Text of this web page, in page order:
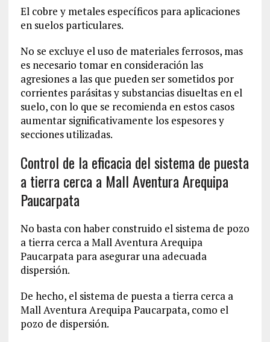
El cobre y metales específicos para aplicaciones
en suelos particulares.
No se excluye el uso de materiales ferrosos, mas
es necesario tomar en consideración las
agresiones a las que pueden ser sometidos por
corrientes parásitas y substancias disueltas en el
suelo, con lo que se recomienda en estos casos
aumentar significativamente los espesores y
secciones utilizadas.
Control de la eficacia del sistema de puesta
a tierra cerca a Mall Aventura Arequipa
Paucarpata
No basta con haber construido el sistema de pozo
a tierra cerca a Mall Aventura Arequipa
Paucarpata para asegurar una adecuada
dispersión.
De hecho, el sistema de puesta a tierra cerca a
Mall Aventura Arequipa Paucarpata, como el
pozo de dispersión.